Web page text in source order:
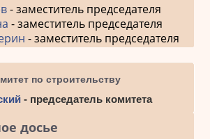
- заместитель председателя
- заместитель председателя
- заместитель председателя
по строительству
- председатель комитета
досье